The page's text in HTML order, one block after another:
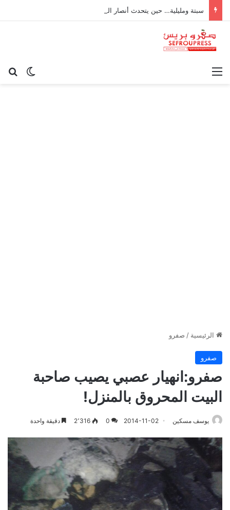
سبتة ومليلية… حين يتحدث أنصار الديمقراطية بلسان الاستعمار
الوضع القائمة
الرئيسية / صفرو
صفرو
صفرو:انهيار عصبي يصيب صاحبة
البيت المحروق بالمنزل!
يوسف مسكين 2014-11-02
0 2٬316 دقيقة واحدة